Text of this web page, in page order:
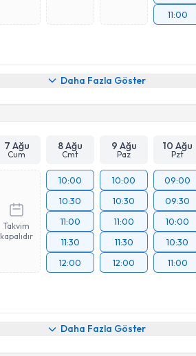
11:00
Daha Fazla Göster
7 Ağu
Cum
8 Ağu
Cmt
9 Ağu
Paz
10 Ağu
Pzt
Takvim
kapalıdır
10:00
10:30
11:00
11:30
12:00
10:00
10:30
11:00
11:30
12:00
09:00
09:30
10:00
10:30
11:00
Daha Fazla Göster